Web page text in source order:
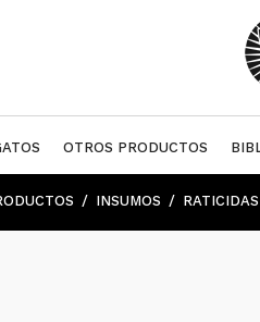
OTROS PRODUCTOS
INSUMOS RATICIDAS